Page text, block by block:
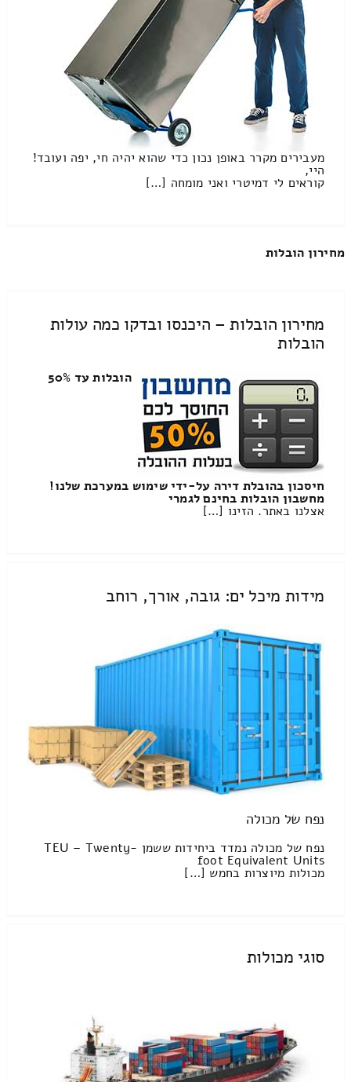
מעבירים מקרר באופן נכון כדי שהוא יהיה חי, יפה ועובד!
היי,
קוראים לי דמיטרי ואני מומחה […]
מחירון הובלות
מחירון הובלות – היכנסו ובדקו כמה עולות
הובלות
הובלות עד 50%
חיסכון בהובלת דירה על-ידי שימוש במערכת שלנו!
מחשבון הובלות בחינם לגמרי
אצלנו באתר. הזינו […]
מידות מיכל ים: גובה, אורך, רוחב
נפח של מכולה
נפח של מכולה נמדד ביחידות ששמן TEU – Twenty-
foot Equivalent Units
מכולות מיוצרות בחמש […]
סוגי מכולות